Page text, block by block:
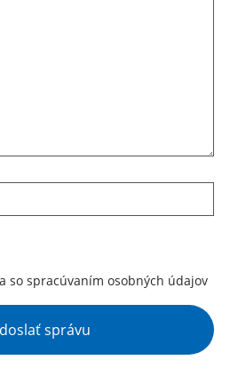
so spracúvaním osobných údajov
správu